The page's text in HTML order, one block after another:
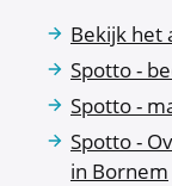
Bekijk het
Spotto -
Spotto -
Spotto -
in Bornem